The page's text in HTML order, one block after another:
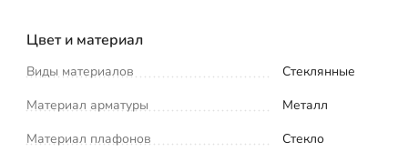
Цвет и материал
Виды материалов
Стеклянные
Материал арматуры
Металл
Материал плафонов
Стекло